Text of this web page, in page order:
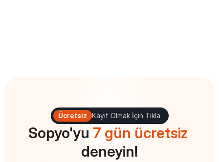
Ücretsiz Kayıt Olmak İçin Tıkla
Sopyo'yu 7 gün ücretsiz
deneyin!